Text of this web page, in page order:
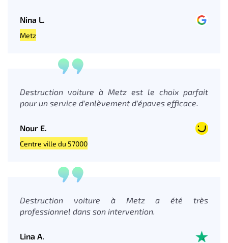
Nina L.
Metz
Destruction voiture à Metz est le choix parfait
pour un service d'enlèvement d'épaves efficace.
Nour E.
Centre ville du 57000
Destruction voiture à Metz a été très
professionnel dans son intervention.
Lina A.